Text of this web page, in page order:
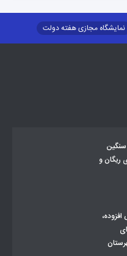
نمایشگاه مجازی هفته دولت
سنگین
ریگان و